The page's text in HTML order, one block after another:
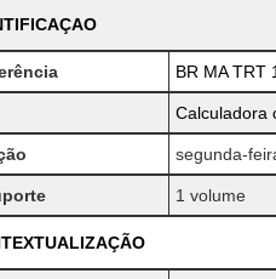
BR MA TRT
Calculadora
segunda-
1 volume